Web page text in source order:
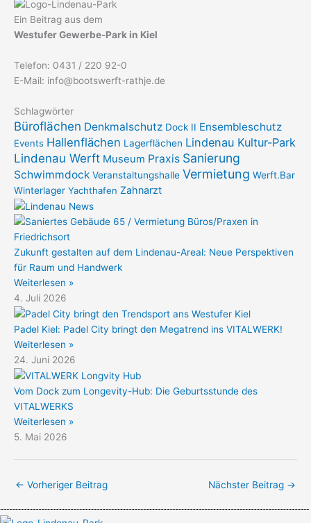
Ein Beitrag aus dem
Westufer Gewerbe-Park in Kiel
Telefon: 0431 / 220 92-0
E-Mail: info@bootswerft-rathje.de
Schlagwörter
Büroflächen Denkmalschutz Dock II Ensembleschutz
Events Hallenflächen Lagerflächen Lindenau Kultur-Park
Lindenau Werft Museum Praxis Sanierung
Schwimmdock Veranstaltungshalle Vermietung Werft.Bar
Winterlager Yachthafen Zahnarzt
Zukunft gestalten auf dem Lindenau-Areal: Neue Perspektiven
für Raum und Handwerk
Weiterlesen »
4. Juli 2026
Padel Kiel: Padel City bringt den Megatrend ins VITALWERK!
Weiterlesen »
24. Juni 2026
Vom Dock zum Longevity-Hub: Die Geburtsstunde des
VITALWERKS
Weiterlesen »
5. Mai 2026
← Vorheriger Beitrag Nächster Beitrag →